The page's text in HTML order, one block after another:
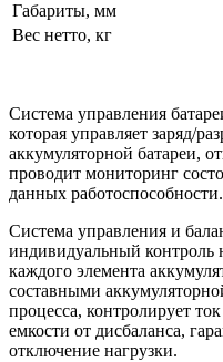
Габариты, мм
Вес нетто, кг
Система управления
которая управляет заряд/
аккумуляторной батареи,
проводит мониторинг
данных работоспособности.
Система управления и
индивидуальный контроль
каждого элемента
составными
процесса, контролирует
емкости от дисбаланса,
отключение нагрузки.